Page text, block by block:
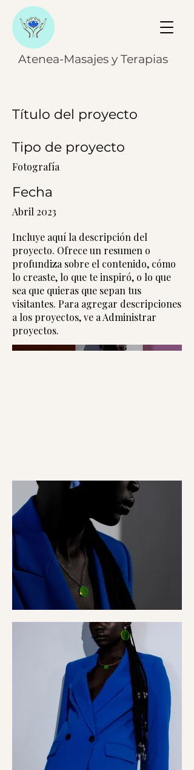
Atenea-Masajes y Terapias
Título del proyecto
Tipo de proyecto
Fotografía
Fecha
Abril 2023
Incluye aquí la descripción del
proyecto. Ofrece un resumen o
profundiza sobre el contenido, cómo
lo creaste, lo que te inspiró, o lo que
sea que quieras que sepan tus
visitantes. Para agregar descripciones
a los proyectos, ve a Administrar
proyectos.